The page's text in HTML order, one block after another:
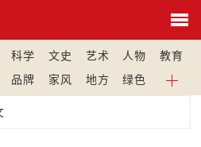
科学 文史 艺术 人物
教育
品牌 家风 地方 绿色